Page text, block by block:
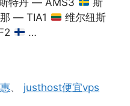
特丹 — AMS3
斯
— TIA1
维尔纽斯
…
、 justhost便宜vps